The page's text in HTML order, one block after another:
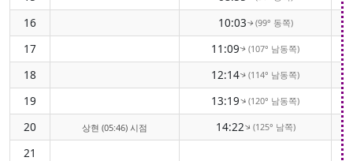
16 10:03↑(99° 동쪽)
17 11:09↑(107° 남동쪽)
18 12:14↑(114° 남동쪽)
19 13:19↑(120° 남동쪽)
20 상현 (05:46) 시점 14:22↑(125° 남쪽)
21